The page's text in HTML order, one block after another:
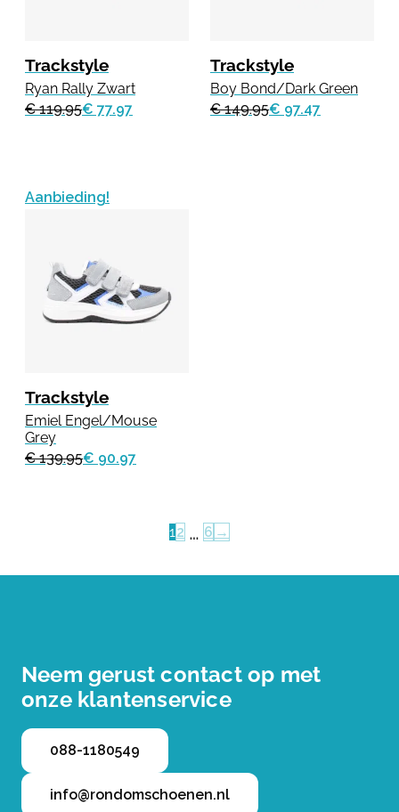
Trackstyle
Ryan Rally Zwart
€ 119.95€ 77.97
Trackstyle
Boy Bond/Dark Green
€ 149.95€ 97.47
Aanbieding!
Trackstyle
Emiel Engel/Mouse
Grey
€ 139.95€ 90.97
12 … 6 →
Neem gerust contact op met
onze klantenservice
088-1180549
info@rondomschoenen.nl